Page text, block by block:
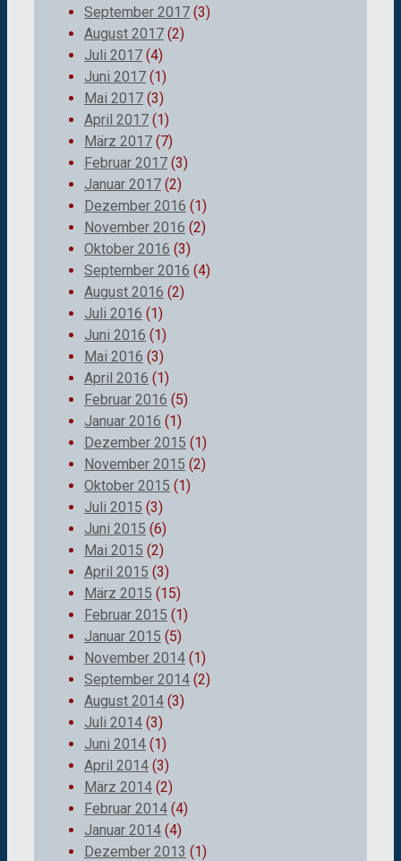
September 2017 (3)
August 2017 (2)
Juli 2017 (4)
Juni 2017 (1)
Mai 2017 (3)
April 2017 (1)
März 2017 (7)
Februar 2017 (3)
Januar 2017 (2)
Dezember 2016 (1)
November 2016 (2)
Oktober 2016 (3)
September 2016 (4)
August 2016 (2)
Juli 2016 (1)
Juni 2016 (1)
Mai 2016 (3)
April 2016 (1)
Februar 2016 (5)
Januar 2016 (1)
Dezember 2015 (1)
November 2015 (2)
Oktober 2015 (1)
Juli 2015 (3)
Juni 2015 (6)
Mai 2015 (2)
April 2015 (3)
März 2015 (15)
Februar 2015 (1)
Januar 2015 (5)
November 2014 (1)
September 2014 (2)
August 2014 (3)
Juli 2014 (3)
Juni 2014 (1)
April 2014 (3)
März 2014 (2)
Februar 2014 (4)
Januar 2014 (4)
Dezember 2013 (1)